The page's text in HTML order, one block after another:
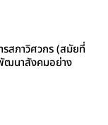
สภาวิศวกร (สมัยที่
ฒนาสังคมอย่าง